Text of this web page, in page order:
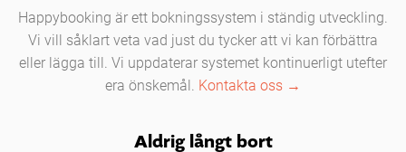
Happybooking är ett bokningssystem i ständig utveckling.
Vi vill såklart veta vad just du tycker att vi kan förbättra
eller lägga till. Vi uppdaterar systemet kontinuerligt utefter
era önskemål. Kontakta oss →
Aldrig långt bort